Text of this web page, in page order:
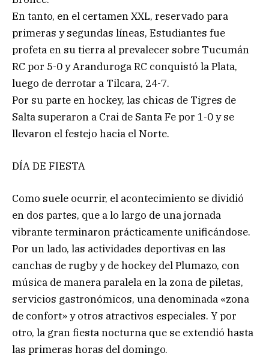
En tanto, en el certamen XXL, reservado para
primeras y segundas líneas, Estudiantes fue
profeta en su tierra al prevalecer sobre Tucumán
RC por 5-0 y Aranduroga RC conquistó la Plata,
luego de derrotar a Tilcara, 24-7.
Por su parte en hockey, las chicas de Tigres de
Salta superaron a Crai de Santa Fe por 1-0 y se
llevaron el festejo hacia el Norte.
DÍA DE FIESTA
Como suele ocurrir, el acontecimiento se dividió
en dos partes, que a lo largo de una jornada
vibrante terminaron prácticamente unificándose.
Por un lado, las actividades deportivas en las
canchas de rugby y de hockey del Plumazo, con
música de manera paralela en la zona de piletas,
servicios gastronómicos, una denominada «zona
de confort» y otros atractivos especiales. Y por
otro, la gran fiesta nocturna que se extendió hasta
las primeras horas del domingo.